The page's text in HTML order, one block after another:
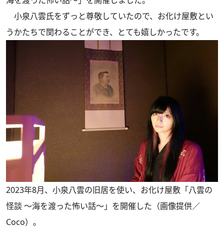
小泉八雲氏をずっと尊敬していたので、お化け屋敷とい
うかたちで関わることができ、とても嬉しかったです。
2023年8月、小泉八雲の旧居を使い、お化け屋敷「八雲の
怪談 ～海を渡った怖い話～」を開催した（画像提供／
Coco）。